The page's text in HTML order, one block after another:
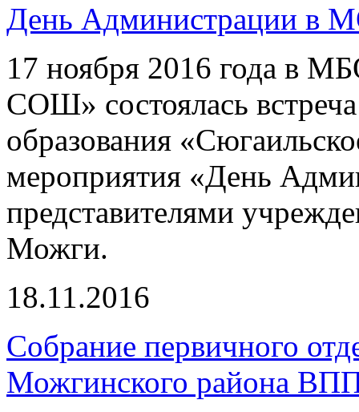
День Администрации в
17 ноября 2016 года в
СОШ» состоялась
образования
мероприятия «День
представителями
Можги.
18.11.2016
Собрание первичного
Можгинского района